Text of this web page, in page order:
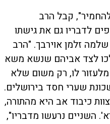
קבל הרב
לדבריו גם את גישתו
זלמן אוירבך. "הרב
לצד אביהם שנשא משא
לו, רק משום שלא
שערי חסד בירושלים.
כיבוד אב היא מהתורה,
השניים נרעשו מדבריו",